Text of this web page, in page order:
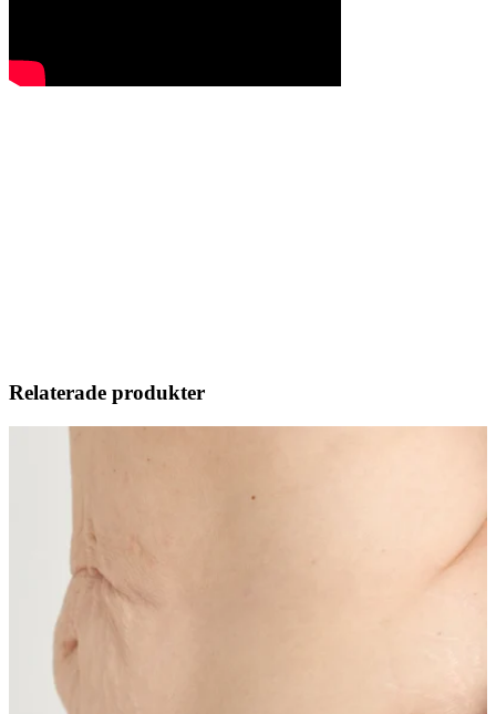
Relaterade produkter